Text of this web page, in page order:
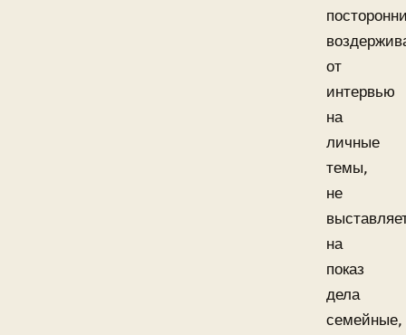
от
интервью
на
личные
темы,
не
на
показ
дела
семейные,